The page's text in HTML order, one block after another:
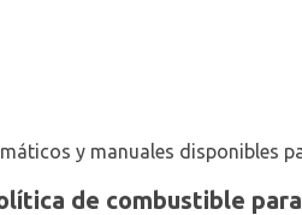
y manuales disponibles
de combustible